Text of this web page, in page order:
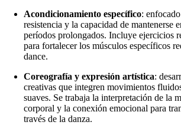
Acondicionamiento específico:
resistencia y la capacidad de mantenerse
períodos prolongados. Incluye ejercicios
para fortalecer los músculos específicos
dance.
Coreografía y expresión artística:
creativas que integren movimientos
suaves. Se trabaja la interpretación de la
corporal y la conexión emocional para
través de la danza.